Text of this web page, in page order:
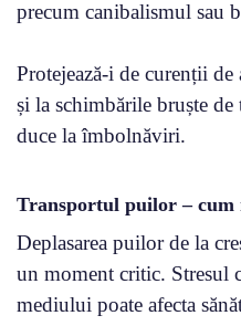
precum canibalismul sau
Protejează-i de curenții
și la schimbările bruște de
duce la îmbolnăviri.
Transportul puilor – cum
Deplasarea puilor de la
un moment critic. Stresul
mediului poate afecta